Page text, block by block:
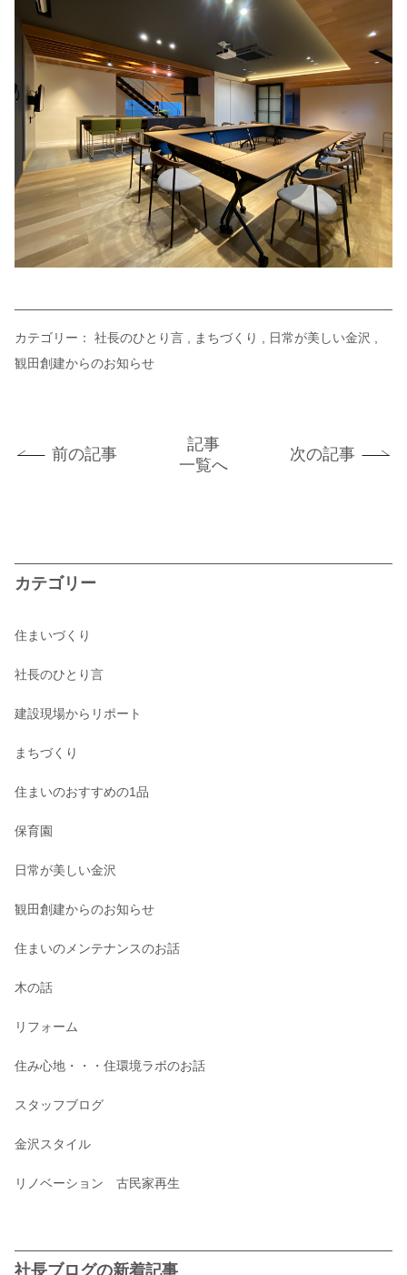
カテゴリー： 社長のひとり言 まちづくり
日常が美しい金沢
観田創建からのお知らせ
前の記事
記事
一覧へ
次の記事
カテゴリー
住まいづくり
社長のひとり言
建設現場からリポート
まちづくり
住まいのおすすめの1品
保育園
日常が美しい金沢
観田創建からのお知らせ
住まいのメンテナンスのお話
木の話
リフォーム
住み心地・・・住環境ラボのお話
スタッフブログ
金沢スタイル
リノベーション 古民家再生
社長ブログの新着記事